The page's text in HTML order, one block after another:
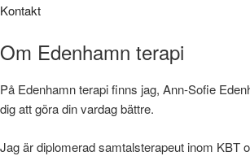
Kontakt
Om Edenhamn terapi
På Edenhamnterapifinns jag, Ann-Sofie
digattgöradinvardagbättre.
Jag är diplomerad samtalsterapeut inom KBT